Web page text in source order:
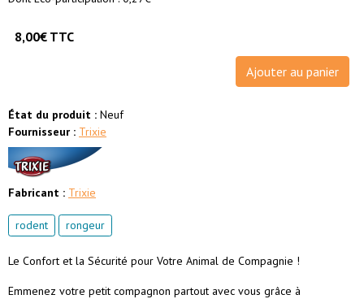
8,00€ TTC
Ajouter au panier
État du produit : Neuf
Fournisseur : Trixie
Fabricant : Trixie
rodent rongeur
Le Confort et la Sécurité pour Votre Animal de Compagnie !
Emmenez votre petit compagnon partout avec vous grâce à